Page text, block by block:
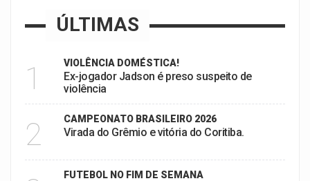
ÚLTIMAS
1 VIOLÊNCIA DOMÉSTICA!
Ex-jogador Jadson é preso suspeito de
violência
2 CAMPEONATO BRASILEIRO 2026
Virada do Grêmio e vitória do Coritiba.
FUTEBOL NO FIM DE SEMANA